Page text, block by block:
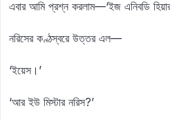
এবার আমি প্রশ্ন করলাম—‘ইজ এনিবডি
নরিসের কণ্ঠস্বরে উত্তর এল—
‘ইয়েস।’
‘আর ইউ মিস্টার নরিস?’